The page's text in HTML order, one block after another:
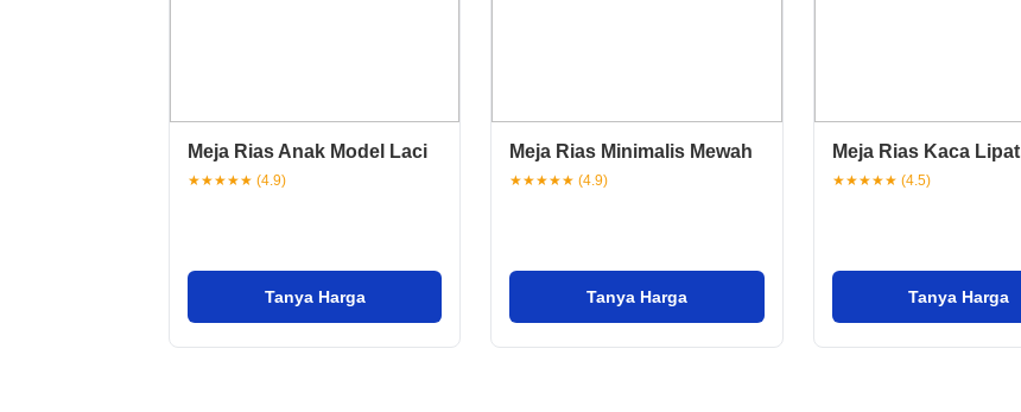
Meja Rias Anak Model Laci
★★★★★ (4.9)
Tanya Harga
Meja Rias Minimalis Mewah
★★★★★ (4.9)
Tanya Harga
Meja Rias Kaca Lipat
★★★★★ (4.5)
Tanya Harga